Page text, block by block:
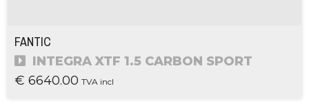
FANTIC
INTEGRA XTF 1.5 CARBON SPORT
€ 6640.00 TVA incl